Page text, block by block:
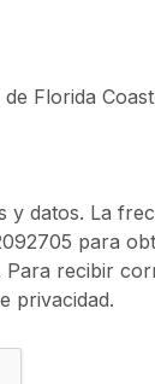
Florida
y datos. La
para
recibir
privacidad.